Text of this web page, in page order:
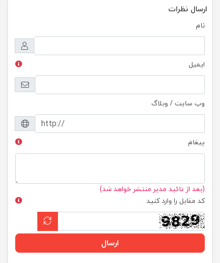
ارسال نظرات
نام
ایمیل
وب سایت / وبلاگ
پیغام
(بعد از تائید مدیر منتشر خواهد شد)
کد مقابل را وارد کنید
ارسال